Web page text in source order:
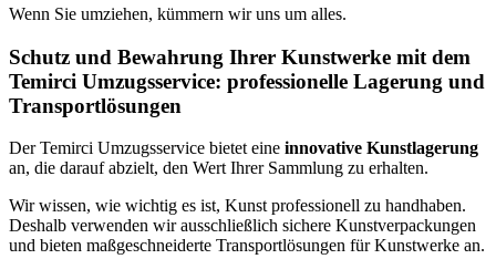
Wenn Sie umziehen, kümmern wir uns um alles.
Schutz und Bewahrung Ihrer Kunstwerke mit dem
Temirci Umzugsservice: professionelle Lagerung und
Transportlösungen
Der Temirci Umzugsservice bietet eine innovative Kunstlagerung
an, die darauf abzielt, den Wert Ihrer Sammlung zu erhalten.
Wir wissen, wie wichtig es ist, Kunst professionell zu handhaben.
Deshalb verwenden wir ausschließlich sichere Kunstverpackungen
und bieten maßgeschneiderte Transportlösungen für Kunstwerke an.